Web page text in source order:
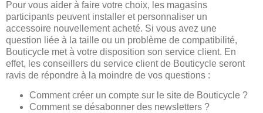
Pour vous aider à faire votre choix, les magasins
participants peuvent installer et personnaliser un
accessoire nouvellement acheté. Si vous avez une
question liée à la taille ou un problème de compatibilité,
Bouticycle met à votre disposition son service client. En
effet, les conseillers du service client de Bouticycle seront
ravis de répondre à la moindre de vos questions :
Comment créer un compte sur le site de Bouticycle ?
Comment se désabonner des newsletters ?